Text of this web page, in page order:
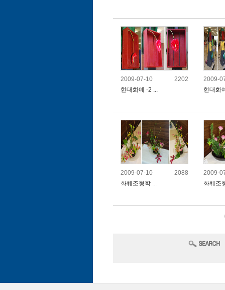
현대화예 -2 ...
2009-07-10
2202
현대화
2009-
화훼조형학 ...
2009-07-10
2088
화훼조
2009-